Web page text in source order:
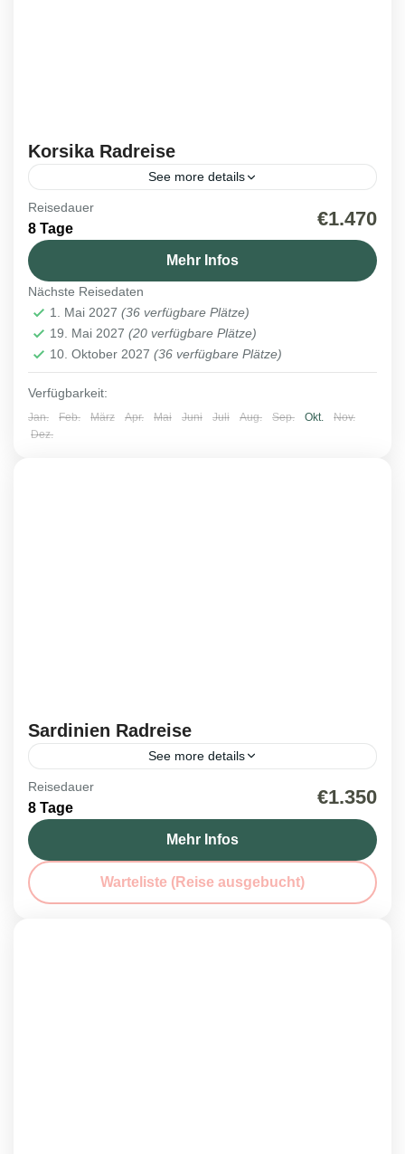
Korsika Radreise
See more details
Frankreich
1 Person
Reisedauer
8 Tage €1.470
Mehr Infos
Nächste Reisedaten
1. Mai 2027 (36 verfügbare Plätze)
19. Mai 2027 (20 verfügbare Plätze)
10. Oktober 2027 (36 verfügbare Plätze)
Verfügbarkeit:
Jan. Feb. März Apr. Mai Juni Juli Aug. Sep. Okt.
Nov.
Dez.
Sardinien Radreise
See more details
Italien,
1 Person
Reisedauer
8 Tage €1.350
Mehr Infos
Warteliste (Reise ausgebucht)